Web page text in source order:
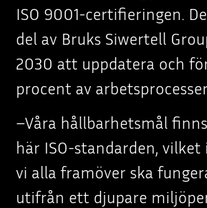
ISO 9001-certifieringen.
del av Bruks Siwertell
2030 att uppdatera och
procent av
–Våra hållbarhetsmål
här ISO-standarden,
vi alla framöver ska
utifrån ett djupare